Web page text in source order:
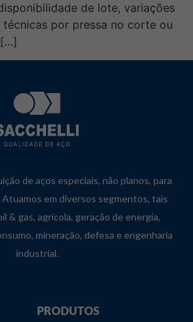
de lote, variações
por pressa no corte ou
de aços especiais, não planos, para
em diversos segmentos, tais
& gas, agrícola, geração de energia,
mineração, defesa e engenharia
industrial.
PRODUTOS